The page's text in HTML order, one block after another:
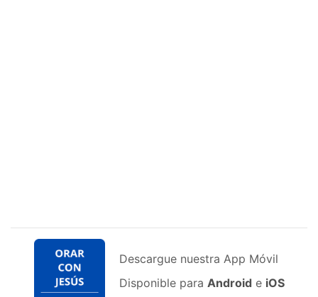
Descargue nuestra App Móvil
Disponible para Android e iOS